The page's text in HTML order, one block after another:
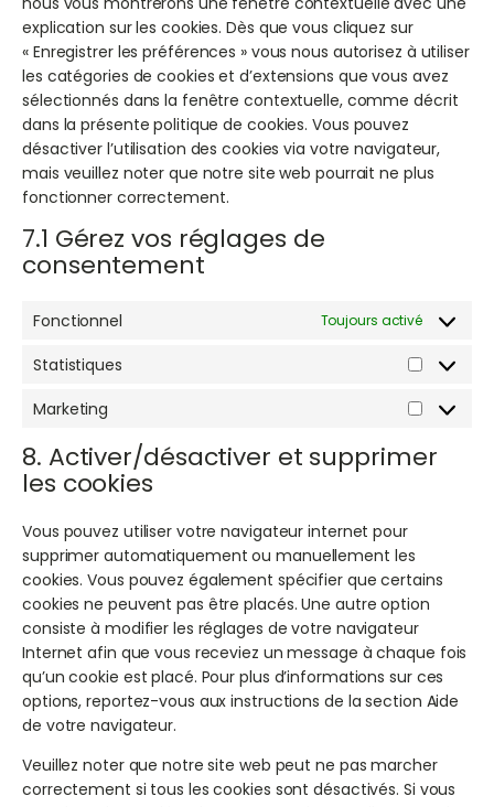
explication sur les cookies. Dès que vous cliquez sur
« Enregistrer les préférences » vous nous autorisez à utiliser
les catégories de cookies et d’extensions que vous avez
sélectionnés dans la fenêtre contextuelle, comme décrit
dans la présente politique de cookies. Vous pouvez
désactiver l’utilisation des cookies via votre navigateur,
mais veuillez noter que notre site web pourrait ne plus
fonctionner correctement.
7.1 Gérez vos réglages de
consentement
Fonctionnel Toujours activé
Statistiques
Marketing
8. Activer/désactiver et supprimer
les cookies
Vous pouvez utiliser votre navigateur internet pour
supprimer automatiquement ou manuellement les
cookies. Vous pouvez également spécifier que certains
cookies ne peuvent pas être placés. Une autre option
consiste à modifier les réglages de votre navigateur
Internet afin que vous receviez un message à chaque fois
qu’un cookie est placé. Pour plus d’informations sur ces
options, reportez-vous aux instructions de la section Aide
de votre navigateur.
Veuillez noter que notre site web peut ne pas marcher
correctement si tous les cookies sont désactivés. Si vous